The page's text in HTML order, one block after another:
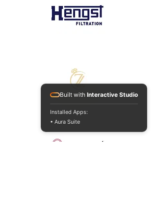
Built with Interactive Studio
Installed Apps:
• Aura Suite